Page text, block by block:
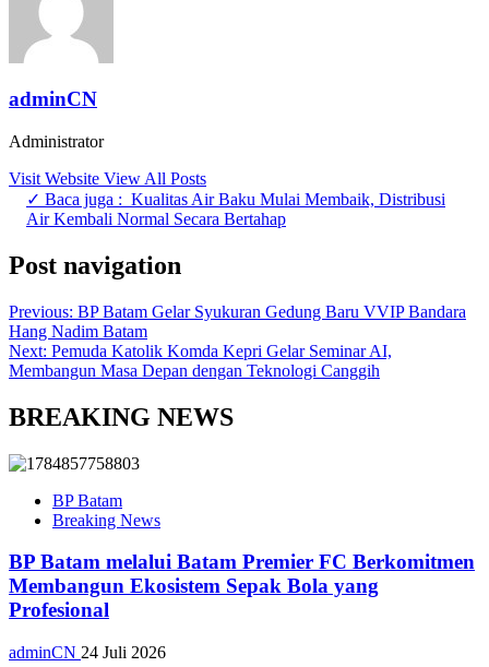
adminCN
Administrator
Visit Website View All Posts
✓ Baca juga : Kualitas Air Baku Mulai Membaik, Distribusi
Air Kembali Normal Secara Bertahap
Post navigation
Previous: BP Batam Gelar Syukuran Gedung Baru VVIP Bandara
Hang Nadim Batam
Next: Pemuda Katolik Komda Kepri Gelar Seminar AI,
Membangun Masa Depan dengan Teknologi Canggih
BREAKING NEWS
BP Batam
Breaking News
BP Batam melalui Batam Premier FC Berkomitmen
Membangun Ekosistem Sepak Bola yang
Profesional
adminCN 24 Juli 2026